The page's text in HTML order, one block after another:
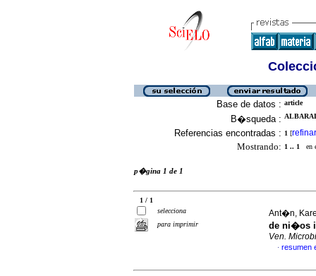
Base de datos : article
B�squeda :
Referencias encontradas : 1 [refinar
Mostrando: 1 .. 1 en
p�gina 1 de 1
1 / 1
selecciona
para imprimir
Ant�n,
de ni�os
Ven.
· resumen